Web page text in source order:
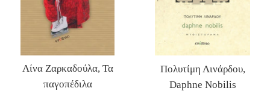
Λίνα Ζαρκαδούλα, Τα
παγοπέδιλα
Πολυτίμη Λινάρδου,
Daphne Nobilis